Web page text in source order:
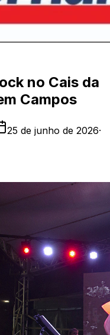
no Cais da
Campos
25 de junho de 2026·